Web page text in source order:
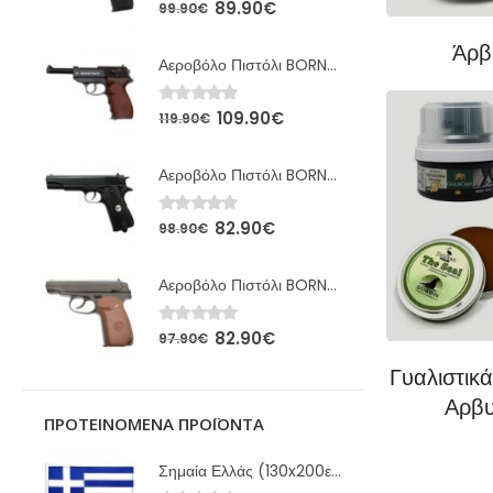
0out of 5
99.90€ 89.90€
Αεροβόλο Πιστόλι BORNER C41 C02 4.5mm
0out of 5
119.90€ 109.90€
Αεροβόλο Πιστόλι BORNER CLT125 C02 4.5mm
0out of 5
98.90€ 82.90€
Αεροβόλο Πιστόλι BORNER PM X C02 4.5mm
0out of 5
97.90€ 82.90€
ΠΡΟΤΕΙΝΟΜΕΝΑ ΠΡΟΪΟΝΤΑ
Σημαία Ελλάς (130x200εκ.) Λινή Γαζωτή Αντιανεμική 300γρ.